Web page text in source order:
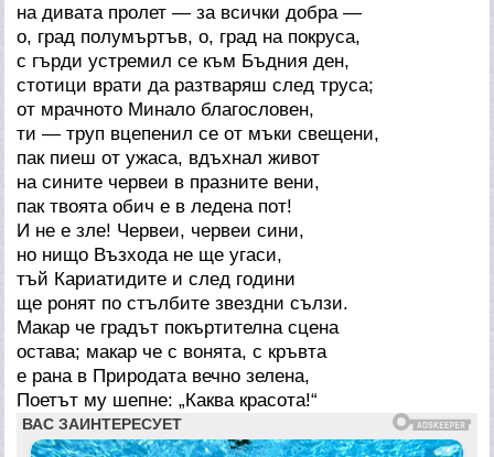
на дивата пролет — за всички добра —
о, град полумъртъв, о, град на покруса,
с гърди устремил се към Бъдния ден,
стотици врати да разтваряш след труса;
от мрачното Минало благословен,
ти — труп вцепенил се от мъки свещени,
пак пиеш от ужаса, вдъхнал живот
на сините червеи в празните вени,
пак твоята обич е в ледена пот!
И не е зле! Червеи, червеи сини,
но нищо Възхода не ще угаси,
тъй Кариатидите и след години
ще ронят по стълбите звездни сълзи.
Макар че градът покъртителна сцена
остава; макар че с вонята, с кръвта
е рана в Природата вечно зелена,
Поетът му шепне: „Каква красота!“